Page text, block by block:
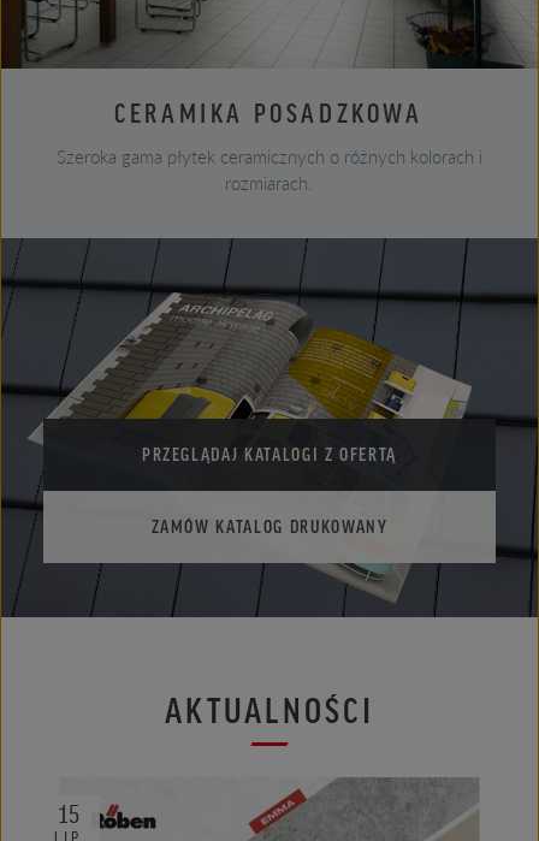
CERAMIKA POSADZKOWA
Szeroka gama płytek ceramicznych o różnych kolorach i
rozmiarach.
PRZEGLĄDAJ KATALOGI Z OFERTĄ
ZAMÓW KATALOG DRUKOWANY
AKTUALNOŚCI
15
LIP